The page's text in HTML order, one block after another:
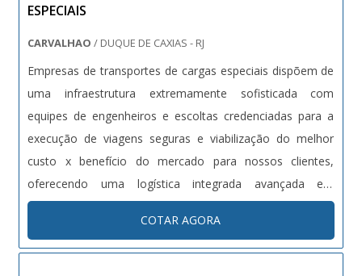
ESPECIAIS
CARVALHAO/ DUQUE DE CAXIAS - RJ
Empresas de transportes de cargas especiais dispõem de
uma infraestrutura extremamente sofisticada com
equipes de engenheiros e escoltas credenciadas para a
execução de viagens seguras e viabilização do melhor
custo x benefício do mercado para nossos clientes,
oferecendo uma logística integrada avançada em
conjunto com serviços de transporte de cargas especiais,
evitando assim que os clientes se preocupem com toda a
burocracia e exigências para realização deste transporte.A
COTAR AGORA